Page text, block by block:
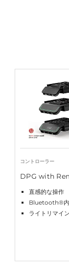
コントローラー
DPG with
直感的な操作
Bluetooth®
ライトリマイ